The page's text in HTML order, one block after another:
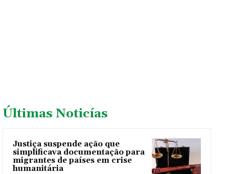
Últimas Noticías
Justiça suspende ação que
simplificava documentação para
migrantes de países em crise
humanitária